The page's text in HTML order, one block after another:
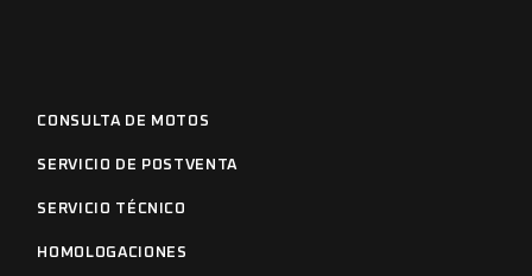
CONSULTA DE MOTOS
SERVICIO DE POSTVENTA
SERVICIO TÉCNICO
HOMOLOGACIONES